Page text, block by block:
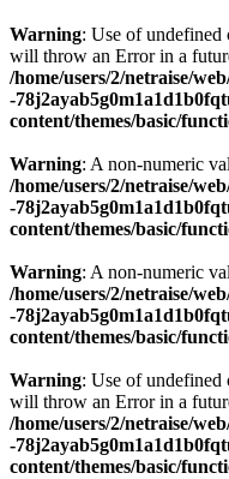
Warning: Use of undefined
will throw an Error in a
/home/users/2/netraise/
-
content/themes/basic/
Warning: A non-numeric
/home/users/2/netraise/
-
content/themes/basic/
Warning: A non-numeric
/home/users/2/netraise/
-
content/themes/basic/
Warning: Use of undefined
will throw an Error in a
/home/users/2/netraise/
-
content/themes/basic/